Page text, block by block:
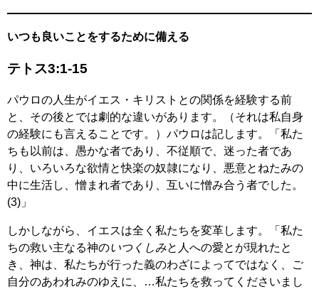
いつも良いことをするために備える
テトス3:1-15
パウロの人生がイエス・キリストとの関係を経験する前
と、その後とでは劇的な違いがあります。（それは私自身
の経験にも言えることです。）パウロは記します。「私た
ちも以前は、愚かな者であり、不従順で、迷った者であ
り、いろいろな欲情と快楽の奴隷になり、悪意とねたみの
中に生活し、憎まれ者であり、互いに憎み合う者でした。
(3)」
しかしながら、イエスは全く私たちを変革します。「私た
ちの救い主なる神のいつくしみと人への愛とが現れたと
き、神は、私たちが行った義のわざによってではなく、ご
自分のあわれみのゆえに、…私たちを救ってくださいまし